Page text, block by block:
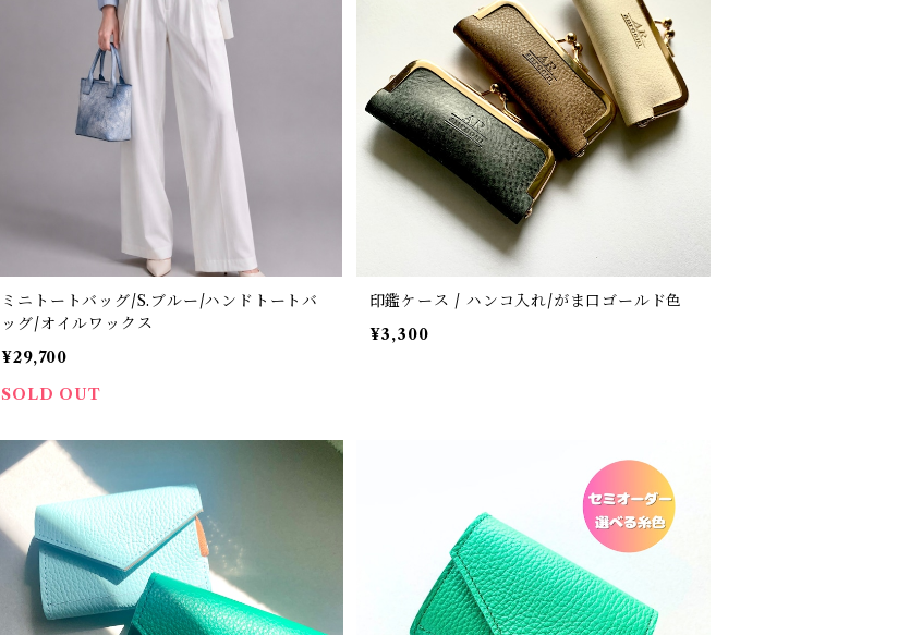
ミニトートバッグ/S.ブルー/ハンドトートバ
ッグ/オイルワックス
¥29,700
SOLD OUT
印鑑ケース / ハンコ入れ/がま口ゴールド色
¥3,300